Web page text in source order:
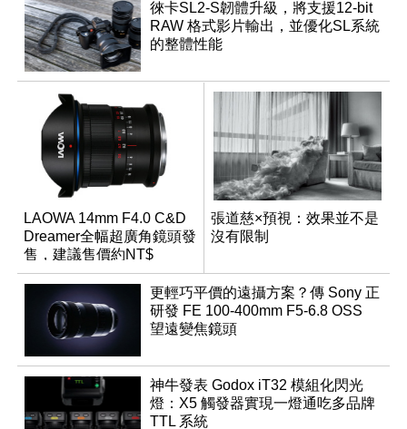
徠卡SL2-S韌體升級，將支援12-bit
RAW 格式影片輸出，並優化SL系統
的整體性能
LAOWA 14mm F4.0 C&D
Dreamer全幅超廣角鏡頭發
售，建議售價約NT$
12,500
張道慈×預視：效果並不是
沒有限制
更輕巧平價的遠攝方案？傳 Sony 正
研發 FE 100-400mm F5-6.8 OSS
望遠變焦鏡頭
神牛發表 Godox iT32 模組化閃光
燈：X5 觸發器實現一燈通吃多品牌
TTL 系統